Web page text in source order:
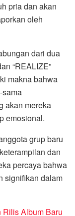
pria dan akan
oleh
dari dua
“REALIZE”
makna bahwa
sama
akan mereka
emosional.
grup baru
dan
percaya bahwa
signifikan dalam
Album Baru